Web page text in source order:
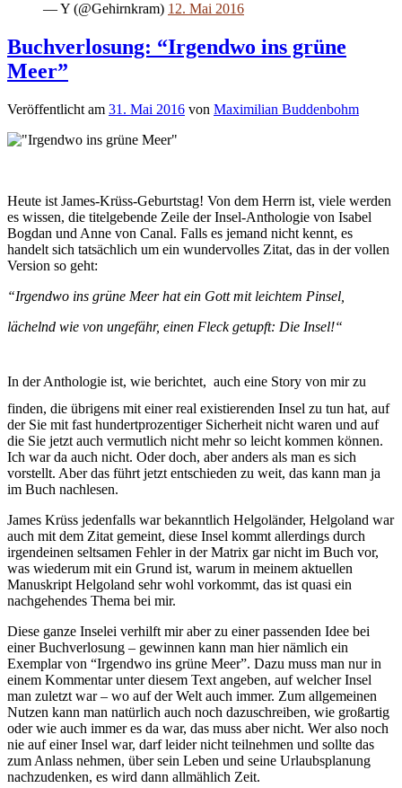
— Y (@Gehirnkram) 12. Mai 2016
Buchverlosung: “Irgendwo ins grüne
Meer”
Veröffentlicht am 31. Mai 2016 von Maximilian Buddenbohm
Heute ist James-Krüss-Geburtstag! Von dem Herrn ist, viele werden
es wissen, die titelgebende Zeile der Insel-Anthologie von Isabel
Bogdan und Anne von Canal. Falls es jemand nicht kennt, es
handelt sich tatsächlich um ein wundervolles Zitat, das in der vollen
Version so geht:
“Irgendwo ins grüne Meer hat ein Gott mit leichtem Pinsel,
lächelnd wie von ungefähr, einen Fleck getupft: Die Insel!“
In der Anthologie ist, wie berichtet, auch eine Story von mir zu
finden, die übrigens mit einer real existierenden Insel zu tun hat, auf
der Sie mit fast hundertprozentiger Sicherheit nicht waren und auf
die Sie jetzt auch vermutlich nicht mehr so leicht kommen können.
Ich war da auch nicht. Oder doch, aber anders als man es sich
vorstellt. Aber das führt jetzt entschieden zu weit, das kann man ja
im Buch nachlesen.
James Krüss jedenfalls war bekanntlich Helgoländer, Helgoland war
auch mit dem Zitat gemeint, diese Insel kommt allerdings durch
irgendeinen seltsamen Fehler in der Matrix gar nicht im Buch vor,
was wiederum mit ein Grund ist, warum in meinem aktuellen
Manuskript Helgoland sehr wohl vorkommt, das ist quasi ein
nachgehendes Thema bei mir.
Diese ganze Inselei verhilft mir aber zu einer passenden Idee bei
einer Buchverlosung – gewinnen kann man hier nämlich ein
Exemplar von “Irgendwo ins grüne Meer”. Dazu muss man nur in
einem Kommentar unter diesem Text angeben, auf welcher Insel
man zuletzt war – wo auf der Welt auch immer. Zum allgemeinen
Nutzen kann man natürlich auch noch dazuschreiben, wie großartig
oder wie auch immer es da war, das muss aber nicht. Wer also noch
nie auf einer Insel war, darf leider nicht teilnehmen und sollte das
zum Anlass nehmen, über sein Leben und seine Urlaubsplanung
nachzudenken, es wird dann allmählich Zeit.